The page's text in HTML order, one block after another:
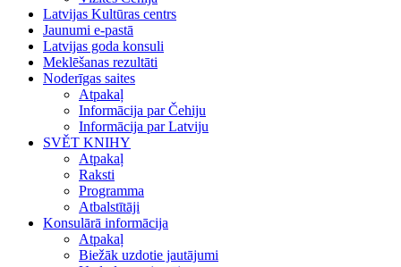
Latvijas Kultūras centrs
Jaunumi e-pastā
Latvijas goda konsuli
Meklēšanas rezultāti
Noderīgas saites
Atpakaļ
Informācija par Čehiju
Informācija par Latviju
SVĚT KNIHY
Atpakaļ
Raksti
Programma
Atbalstītāji
Konsulārā informācija
Atpakaļ
Biežāk uzdotie jautājumi